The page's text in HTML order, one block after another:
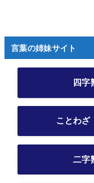
言葉の姉妹サイト
四字
ことわざ
二字